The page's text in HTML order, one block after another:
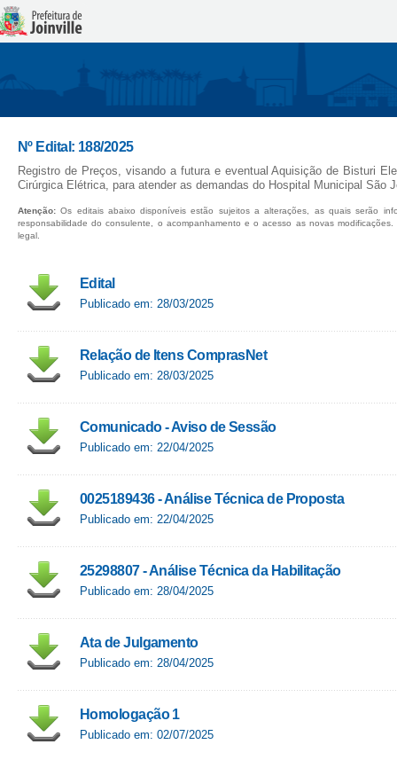
Nº Edital: 188/2025
Registro de Preços, visando a futura e eventual Aquisição de Bisturi
Cirúrgica Elétrica, para atender as demandas do Hospital Municipal São
Atenção: Os editais abaixo disponíveis estão sujeitos a alterações, as quais serão
responsabilidade do consulente, o acompanhamento e o acesso as novas
legal.
Edital
Publicado em: 28/03/2025
Relação de Itens ComprasNet
Publicado em: 28/03/2025
Comunicado - Aviso de Sessão
Publicado em: 22/04/2025
0025189436 - Análise Técnica de Proposta
Publicado em: 22/04/2025
25298807 - Análise Técnica da Habilitação
Publicado em: 28/04/2025
Ata de Julgamento
Publicado em: 28/04/2025
Homologação 1
Publicado em: 02/07/2025